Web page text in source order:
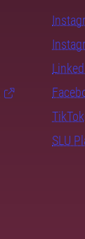
TikTok
SLU